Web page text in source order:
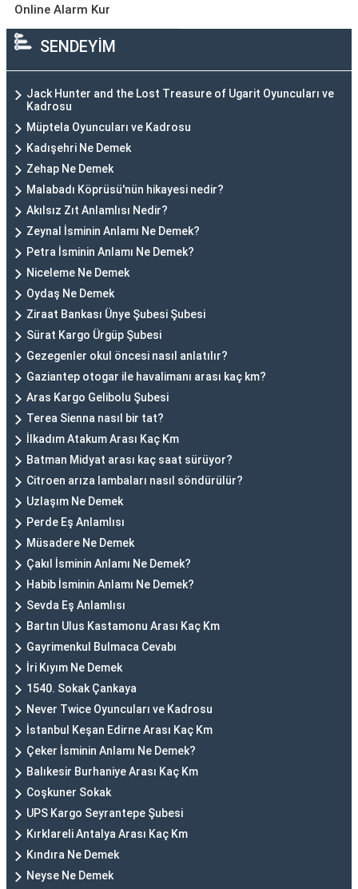
Online Alarm Kur
SENDEYİM
Jack Hunter and the Lost Treasure of Ugarit Oyuncuları ve
Kadrosu
Müptela Oyuncuları ve Kadrosu
Kadışehri Ne Demek
Zehap Ne Demek
Malabadı Köprüsü'nün hikayesi nedir?
Akılsız Zıt Anlamlısı Nedir?
Zeynal İsminin Anlamı Ne Demek?
Petra İsminin Anlamı Ne Demek?
Niceleme Ne Demek
Oydaş Ne Demek
Ziraat Bankası Ünye Şubesi Şubesi
Sürat Kargo Ürgüp Şubesi
Gezegenler okul öncesi nasıl anlatılır?
Gaziantep otogar ile havalimanı arası kaç km?
Aras Kargo Gelibolu Şubesi
Terea Sienna nasıl bir tat?
İlkadım Atakum Arası Kaç Km
Batman Midyat arası kaç saat sürüyor?
Citroen arıza lambaları nasıl söndürülür?
Uzlaşım Ne Demek
Perde Eş Anlamlısı
Müsadere Ne Demek
Çakıl İsminin Anlamı Ne Demek?
Habib İsminin Anlamı Ne Demek?
Sevda Eş Anlamlısı
Bartın Ulus Kastamonu Arası Kaç Km
Gayrimenkul Bulmaca Cevabı
İri Kıyım Ne Demek
1540. Sokak Çankaya
Never Twice Oyuncuları ve Kadrosu
İstanbul Keşan Edirne Arası Kaç Km
Çeker İsminin Anlamı Ne Demek?
Balıkesir Burhaniye Arası Kaç Km
Coşkuner Sokak
UPS Kargo Seyrantepe Şubesi
Kırklareli Antalya Arası Kaç Km
Kındıra Ne Demek
Neyse Ne Demek